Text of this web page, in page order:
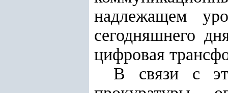
надлежащем
сегодняшнего
цифровая
В связи с